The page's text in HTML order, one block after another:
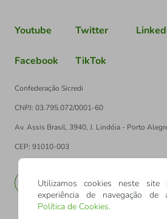
Youtube Twitter
Facebook TikTok
Confederação Sicredi
CNPJ: 03.795.072/0001-60
Av. Assis Brasil, 3940, J. Lindóia - Porto
CEP: 91010-003
EN
Utilizamos cookies neste site
experiência de navegação de
Política de Cookies.